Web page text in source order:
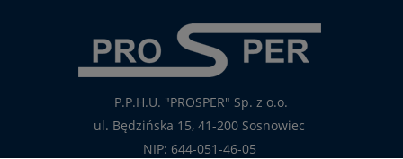
P.P.H.U. "PROSPER" Sp. z o.o.
ul. Będzińska 15, 41-200 Sosnowiec
NIP: 644-051-46-05